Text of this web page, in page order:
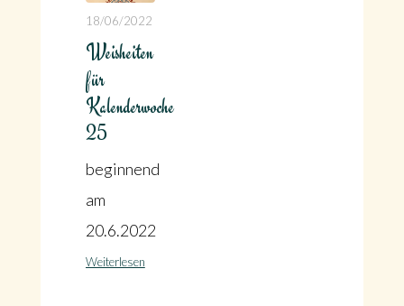
18/06/2022
Weisheiten
für
Kalenderwoche
25
beginnend
am
20.6.2022
Weiterlesen